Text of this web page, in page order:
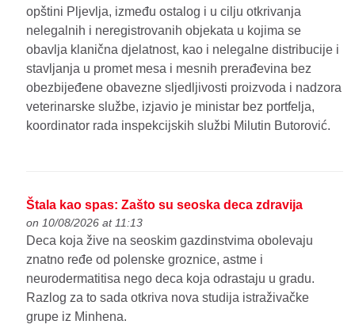
opštini Pljevlja, između ostalog i u cilju otkrivanja
nelegalnih i neregistrovanih objekata u kojima se
obavlja klanična djelatnost, kao i nelegalne distribucije i
stavljanja u promet mesa i mesnih prerađevina bez
obezbijeđene obavezne sljedljivosti proizvoda i nadzora
veterinarske službe, izjavio je ministar bez portfelja,
koordinator rada inspekcijskih službi Milutin Butorović.
Štala kao spas: Zašto su seoska deca zdravija
on 10/08/2026 at 11:13
Deca koja žive na seoskim gazdinstvima obolevaju
znatno ređe od polenske groznice, astme i
neurodermatitisa nego deca koja odrastaju u gradu.
Razlog za to sada otkriva nova studija istraživačke
grupe iz Minhena.